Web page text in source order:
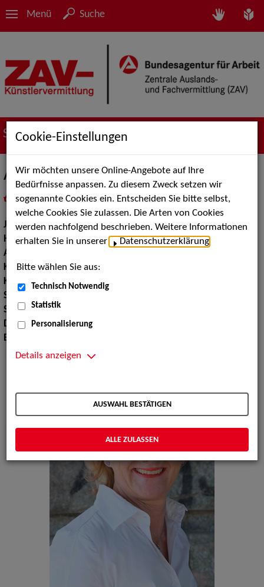
Menü Suche
Suche nach Künstler*innen
Alexandra Haver-Brockmann
als PDF speichern
inMeine Merklistelegen
Jahrgang:1967
Haarfarbe:blond
Augenfarbe:
Körpergröße:165 cm
Konfektionsgröße:40
Schuhgröße:
Sprachen:Englisch
Dialekte:Rheinisch
Erscheinungsbild:
Cookie-Einstellungen
Wir möchten unsere Online-Angebote auf Ihre
Bedürfnisse anpassen. Zu diesem Zweck setzen wir
sogenannte Cookies ein. Entscheiden Sie bitte selbst,
welche Cookies Sie zulassen. Die Arten von Cookies
werden nachfolgend beschrieben. Weitere Informationen
erhalten Sie in unserer
Datenschutzerklärung
Bitte wählen Sie aus:
Technisch Notwendig
Statistik
Personalisierung
Details anzeigen
AUSWAHL BESTÄTIGEN
ALLE ZULASSEN